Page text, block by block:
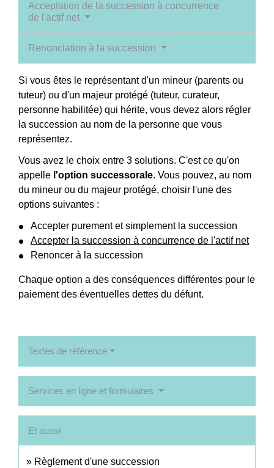
Acceptation de la succession à concurrence
de l'actif net
Renonciation à la succession
Si vous êtes le représentant d'un mineur (parents ou
tuteur) ou d'un majeur protégé (tuteur, curateur,
personne habilitée) qui hérite, vous devez alors régler
la succession au nom de la personne que vous
représentez.
Vous avez le choix entre 3 solutions. C'est ce qu'on
appelle l'option successorale. Vous pouvez, au nom
du mineur ou du majeur protégé, choisir l'une des
options suivantes :
Accepter purement et simplement la succession
Accepter la succession à concurrence de l'actif net
Renoncer à la succession
Chaque option a des conséquences différentes pour le
paiement des éventuelles dettes du défunt.
Textes de référence
Services en ligne et formulaires
Et aussi
Règlement d'une succession